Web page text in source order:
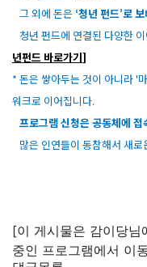
그 외에 돈은 ‘청년 펀드’로
청년 펀드에 연결된 다양한
년펀드 바로가기]
* 돈은 쌓아두는 것이 아니라 '
워크로 이어집니다.
프로그램 신청은 공동체에
많은 인연들이 동참해서 새
[이 게시물은 감이당
중인 프로그램에서 이